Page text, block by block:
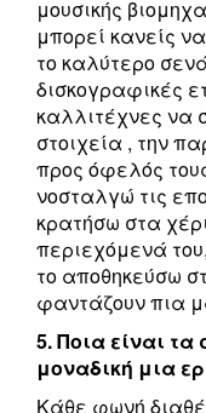
μουσικής
μπορεί κανείς
το καλύτερο
δισκογραφικές
καλλιτέχνες να
στοιχεία , την
προς όφελός
νοσταλγώ τις
κρατήσω στα
περιεχόμενά
το αποθηκεύσω
φαντάζουν πια
5. Ποια είναι τα
μοναδική μια
Κάθε φωνή